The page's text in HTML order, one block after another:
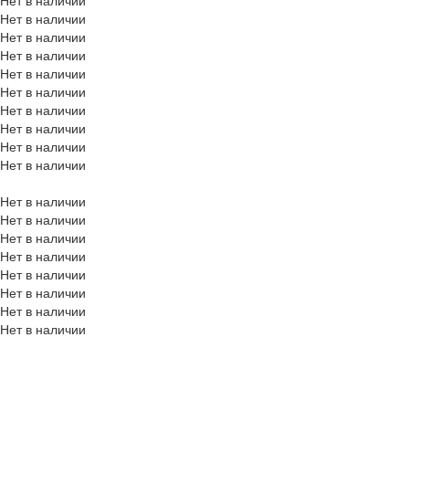
Нет в наличии
Нет в наличии
Нет в наличии
Нет в наличии
Нет в наличии
Нет в наличии
Нет в наличии
Нет в наличии
Нет в наличии
Нет в наличии
Нет в наличии
Нет в наличии
Нет в наличии
Нет в наличии
Нет в наличии
Нет в наличии
Нет в наличии